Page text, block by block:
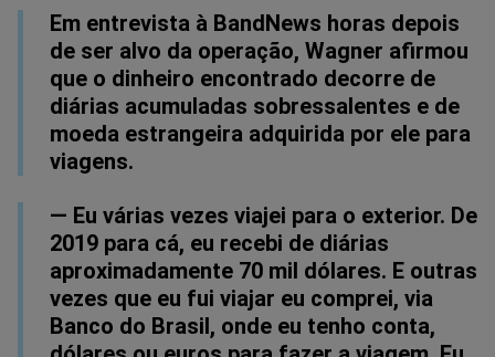
Em entrevista à BandNews horas depois
de ser alvo da operação, Wagner afirmou
que o dinheiro encontrado decorre de
diárias acumuladas sobressalentes e de
moeda estrangeira adquirida por ele para
viagens.
— Eu várias vezes viajei para o exterior. De
2019 para cá, eu recebi de diárias
aproximadamente 70 mil dólares. E outras
vezes que eu fui viajar eu comprei, via
Banco do Brasil, onde eu tenho conta,